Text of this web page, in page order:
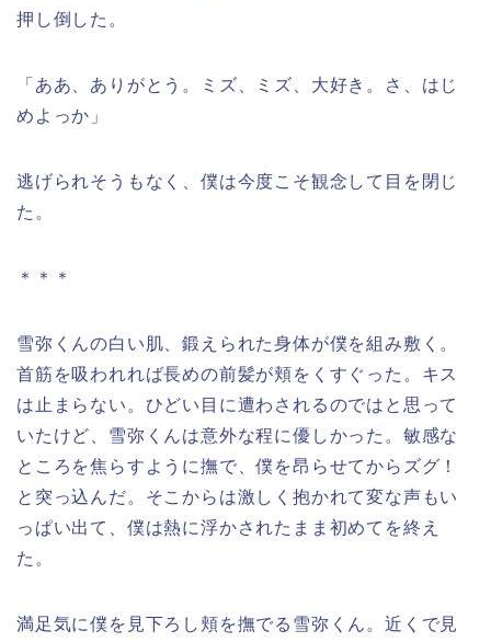
押し倒した。
「ああ、ありがとう。ミズ、ミズ、大好き。さ、はじ
めよっか」
逃げられそうもなく、僕は今度こそ観念して目を閉じ
た。
＊＊＊
雪弥くんの白い肌、鍛えられた身体が僕を組み敷く。
首筋を吸われれば長めの前髪が頬をくすぐった。キス
は止まらない。ひどい目に遭わされるのではと思って
いたけど、雪弥くんは意外な程に優しかった。敏感な
ところを焦らすように撫で、僕を昂らせてからズグ！
と突っ込んだ。そこからは激しく抱かれて変な声もい
っぱい出て、僕は熱に浮かされたまま初めてを終え
た。
満足気に僕を見下ろし頬を撫でる雪弥くん。近くで見